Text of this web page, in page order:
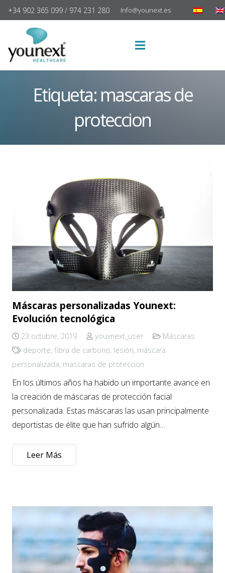
+34 902 365 099 / 974 231 280 Info@younext.es
Etiqueta: mascaras de
proteccion
Máscaras personalizadas Younext:
Evolución tecnológica
23 octubre, 2019 youxnext_user
Máscaras
deporte, fibra de carbono, lesión, máscara
personalizada, mascaras de proteccion
En los últimos años ha habido un importante avance en
la creación de máscaras de protección facial
personalizada. Estas máscaras las usan principalmente
deportistas de élite que han sufrido algún…
Leer Más